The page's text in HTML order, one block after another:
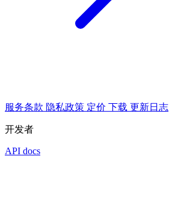
服务条款 隐私政策 定价 下载 更新日志
开发者
API docs